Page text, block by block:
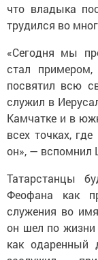
что владыка
трудился во
«Сегодня мы
стал
посвятил всю
служил в
Камчатке и в
всех точках,
он», — вспомнил
Татарстанцы
Феофана как
служения во
он шел по жизни
как одаренный